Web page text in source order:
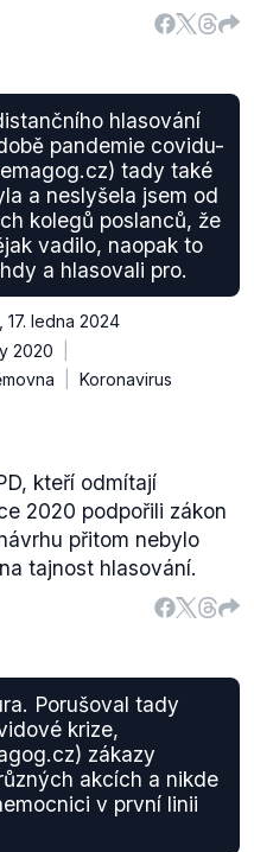
hlasování
pandemie covidu-
tady také
a neslyšela jsem od
kolegů poslanců, že
vadilo, naopak to
a hlasovali pro.
17. ledna 2024
2020
Koronavirus
kteří odmítají
2020 podpořili zákon
přitom nebylo
tajnost hlasování.
Porušoval tady
krize,
zákazy
akcích a nikde
v první linii